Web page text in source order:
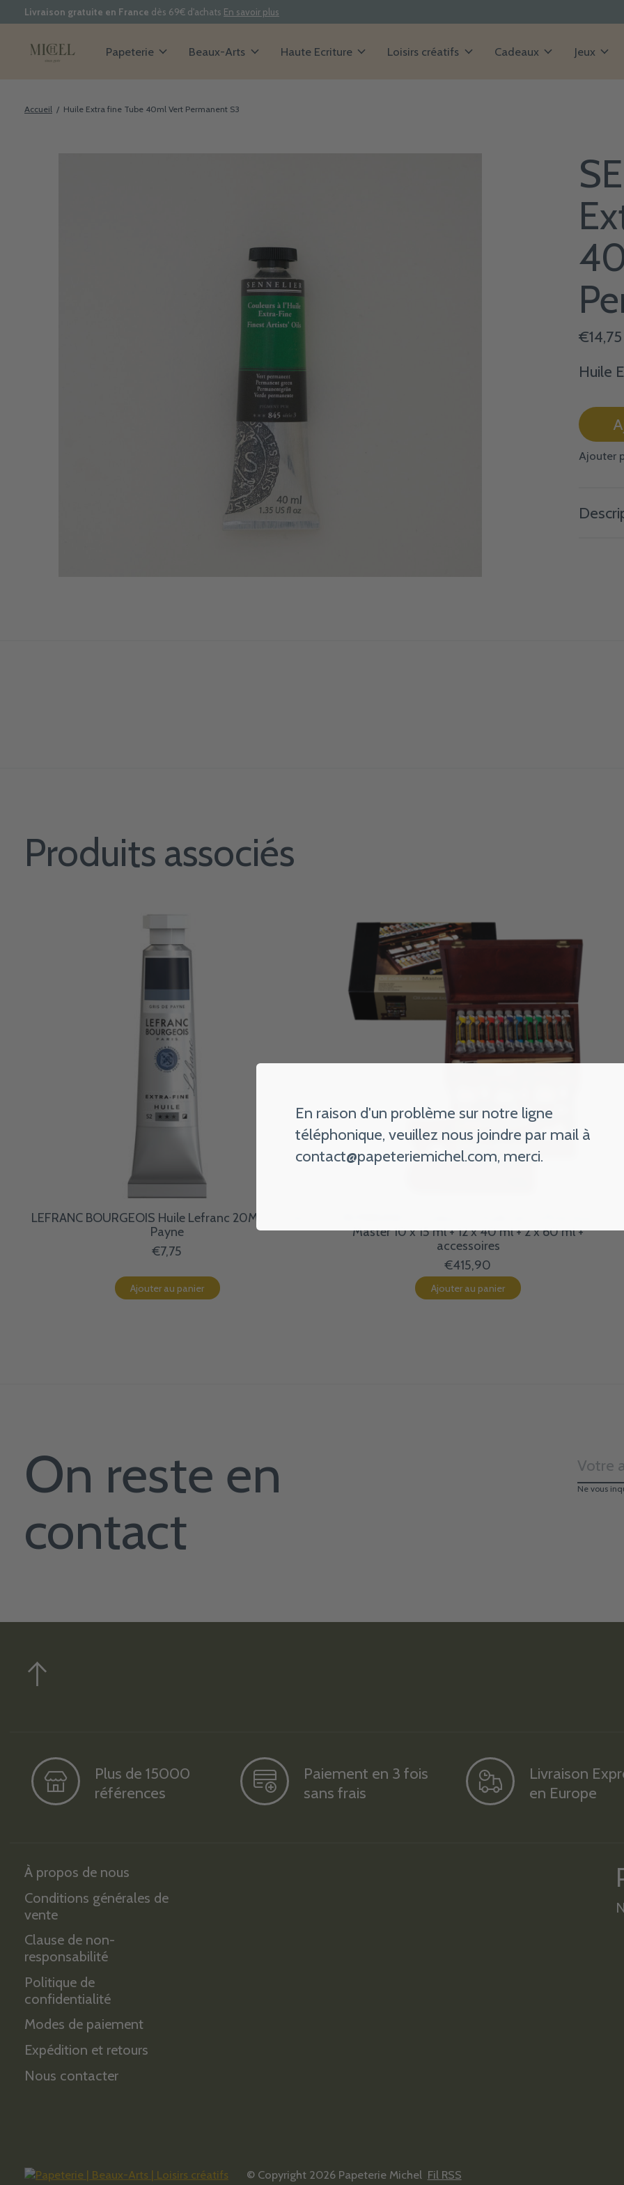
Livraison gratuite en France dès 69€ d'achats En savoir plus
Papeterie Beaux-Arts Haute Ecriture Loisirs créatifs Cadeaux Jeux
Accueil / Huile Extra fine Tube 40ml Vert Permanent S3
€14,75
Huile
Ajouter
Produits associés
LEFRANC BOURGEOIS Huile Lefranc 20Ml Gris De
Payne
€7,75
Ajouter au panier
Master 10 x 15 ml + 12 x 40 ml + 2 x 60 ml +
accessoires
€415,90
Ajouter au panier
On reste en
contact
Ne vous
Plus de 15000
références
Paiement en 3 fois
sans frais
Livraison
en Europe
À propos de nous
Conditions générales de
vente
Clause de non-
responsabilité
Politique de
confidentialité
Modes de paiement
Expédition et retours
Nous contacter
© Copyright 2026 Papeterie Michel Fil RSS
En raison d'un problème sur notre ligne
téléphonique, veuillez nous joindre par mail à
contact@papeteriemichel.com, merci.